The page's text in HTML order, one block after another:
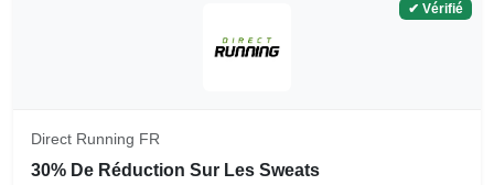
✔ Vérifié
Direct Running FR
30% De Réduction Sur Les Sweats